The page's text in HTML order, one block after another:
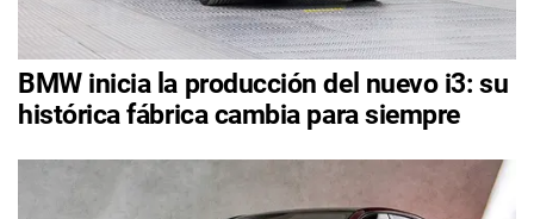
BMW inicia la producción del nuevo i3: su
histórica fábrica cambia para siempre